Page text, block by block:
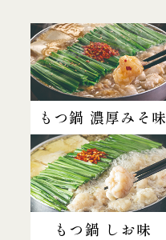
もつ鍋 濃厚みそ味
もつ鍋 しお味